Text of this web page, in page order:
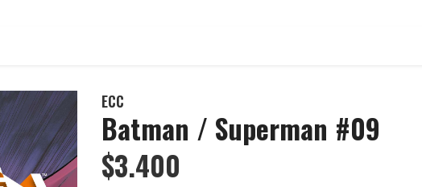
ECC
Batman / Superman #09
$3.400